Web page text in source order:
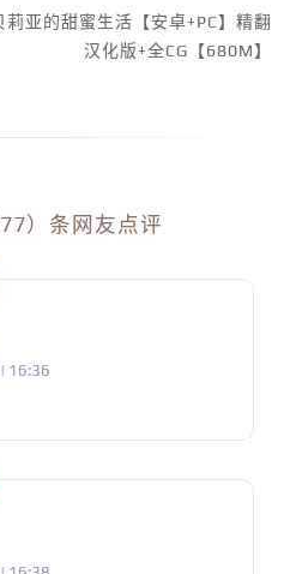
莉亚的甜蜜生活【安卓+PC】精翻
汉化版+全CG【680M】
）条网友点评
16:36